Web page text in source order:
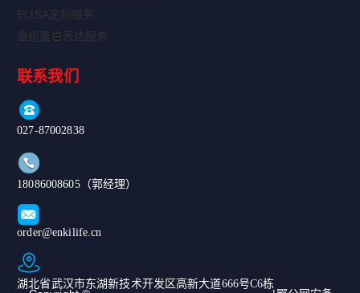
ELISA定制服务
重组蛋白表达服务
联系我们
027-87002838
18086008605（郭经理）
order@enkilife.cn
湖北省武汉市东湖新技术开发区高新大道666号C6栋